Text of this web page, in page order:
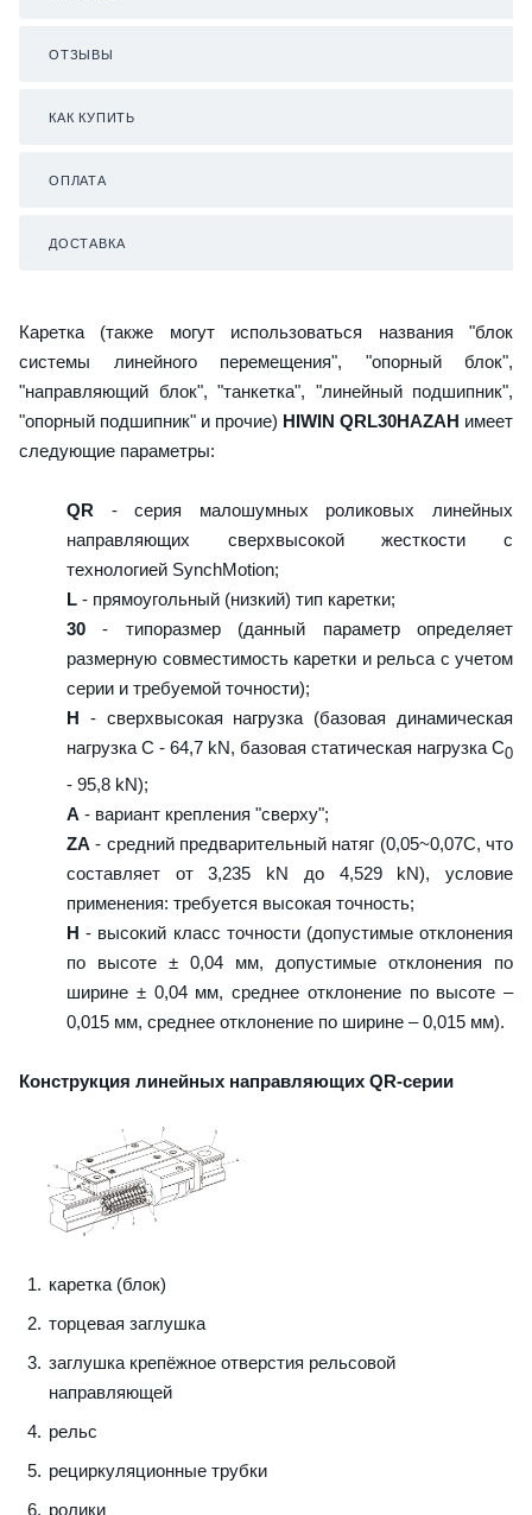
ОТЗЫВЫ
КАК КУПИТЬ
ОПЛАТА
ДОСТАВКА
Каретка (также могут использоваться названия "блок
системы линейного перемещения", "опорный блок",
"направляющий блок", "танкетка", "линейный подшипник",
"опорный подшипник" и прочие) HIWIN QRL30HAZAH имеет
следующие параметры:
QR - серия малошумных роликовых линейных
направляющих сверхвысокой жесткости с
технологией SynchMotion;
L - прямоугольный (низкий) тип каретки;
30 - типоразмер (данный параметр определяет
размерную совместимость каретки и рельса с учетом
серии и требуемой точности);
H - сверхвысокая нагрузка (базовая динамическая
нагрузка C - 64,7 kN, базовая статическая нагрузка С0
- 95,8 kN);
A - вариант крепления "сверху";
ZA - средний предварительный натяг (0,05~0,07C, что
составляет от 3,235 kN до 4,529 kN), условие
применения: требуется высокая точность;
H - высокий класс точности (допустимые отклонения
по высоте ± 0,04 мм, допустимые отклонения по
ширине ± 0,04 мм, среднее отклонение по высоте –
0,015 мм, среднее отклонение по ширине – 0,015 мм).
Конструкция линейных направляющих QR-серии
каретка (блок)
торцевая заглушка
заглушка крепёжное отверстия рельсовой
направляющей
рельс
рециркуляционные трубки
ролики